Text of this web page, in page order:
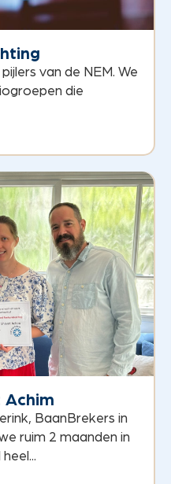
van de NEM. We
die
Achim
BaanBrekers in
ruim 2 maanden in